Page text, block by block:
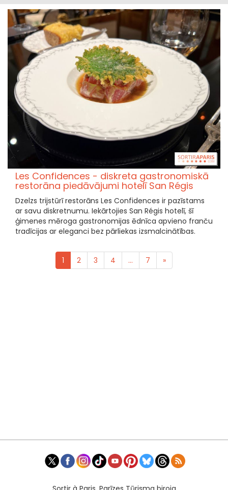
Les Confidences - diskreta gastronomiskā
restorāna piedāvājumi hotelī San Régis
Dzelzs trijstūrī restorāns Les Confidences ir pazīstams
ar savu diskretnumu. Iekārtojies San Régis hotelī, šī
ģimenes mēroga gastronomijas ēdnīca apvieno franču
tradīcijas ar eleganci bez pārliekas izsmalcinātības.
1 2 3 4 ... 7 »